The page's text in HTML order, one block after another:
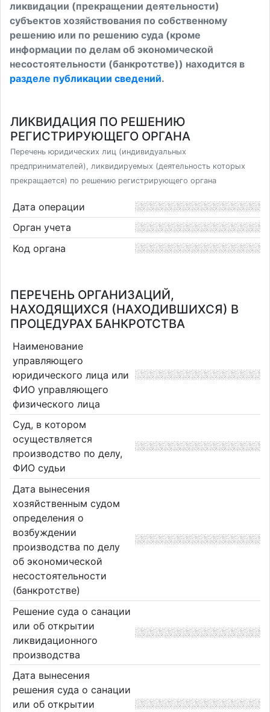
ликвидации (прекращении деятельности)
субъектов хозяйствования по собственному
решению или по решению суда (кроме
информации по делам об экономической
несостоятельности (банкротстве)) находится в
разделе публикации сведений.
ЛИКВИДАЦИЯ ПО РЕШЕНИЮ
РЕГИСТРИРУЮЩЕГО ОРГАНА
Перечень юридических лиц (индивидуальных
предпринимателей), ликвидируемых (деятельность которых
прекращается) по решению регистрирующего органа
Дата операции
Орган учета
Код органа
ПЕРЕЧЕНЬ ОРГАНИЗАЦИЙ,
НАХОДЯЩИХСЯ (НАХОДИВШИХСЯ) В
ПРОЦЕДУРАХ БАНКРОТСТВА
Наименование
управляющего
юридического лица или
ФИО управляющего
физического лица
Суд, в котором
осуществляется
производство по делу,
ФИО судьи
Дата вынесения
хозяйственным судом
определения о
возбуждении
производства по делу
об экономической
несостоятельности
(банкротстве)
Решение суда о санации
или об открытии
ликвидационного
производства
Дата вынесения
решения суда о санации
или об открытии